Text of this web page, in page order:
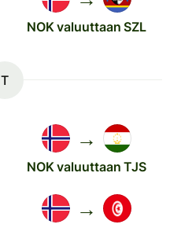
NOK valuuttaan SZL
T
→
NOK valuuttaan TJS
→